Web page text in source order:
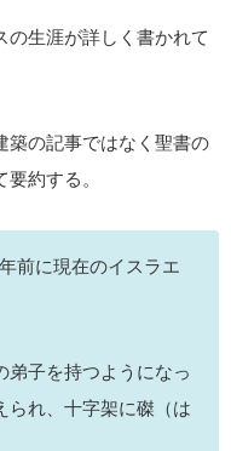
の生涯が詳しく書かれて
の記事ではなく聖書の
約する。
前に現在のイスラエ
弟子を持つようになっ
られ、十字架に磔（は